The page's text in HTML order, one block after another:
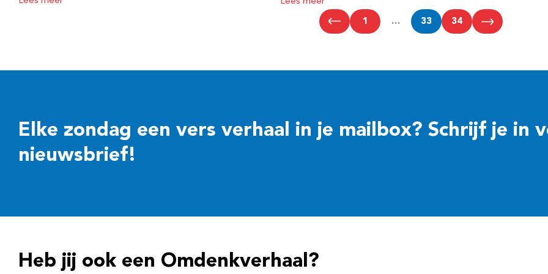
1 … 33 34
Elke zondag een vers verhaal in je mailbox? Schrijf je in
nieuwsbrief!
Heb jij ook een Omdenkverhaal?